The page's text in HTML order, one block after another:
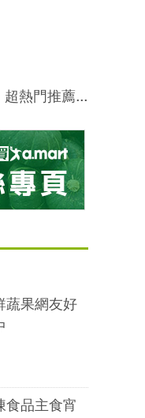
熱門推薦...
蔬果網友好
食品主食宵